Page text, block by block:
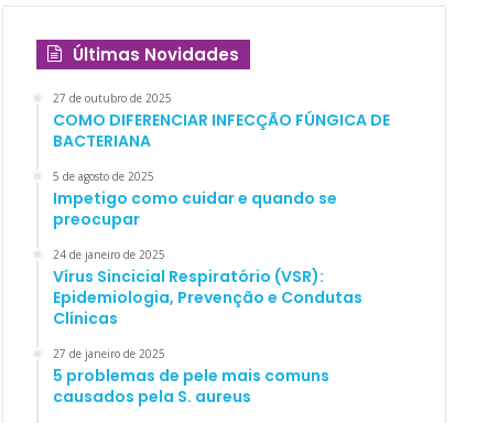
Últimas Novidades
27 de outubro de 2025
COMO DIFERENCIAR INFECÇÃO FÚNGICA DE
BACTERIANA
5 de agosto de 2025
Impetigo como cuidar e quando se
preocupar
24 de janeiro de 2025
Vírus Sincicial Respiratório (VSR):
Epidemiologia, Prevenção e Condutas
Clínicas
27 de janeiro de 2025
5 problemas de pele mais comuns
causados pela S. aureus